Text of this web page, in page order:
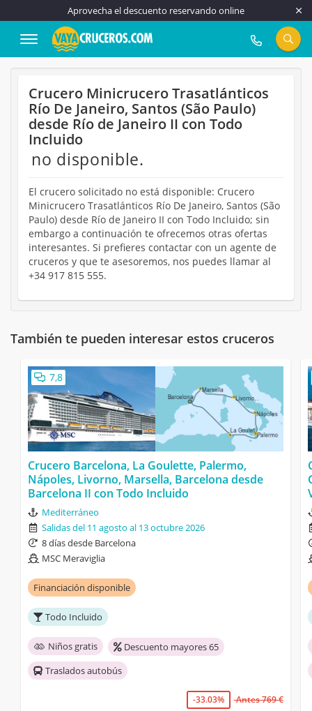
Aprovecha el descuento reservando online
917 815 555
Crucero Minicrucero Trasatlánticos
Río De Janeiro, Santos (São Paulo)
desde Río de Janeiro II con Todo
Incluido
no disponible.
El crucero solicitado no está disponible: Crucero
Minicrucero Trasatlánticos Río De Janeiro, Santos (São
Paulo) desde Río de Janeiro II con Todo Incluido; sin
embargo a continuación te ofrecemos otras ofertas
interesantes. Si prefieres contactar con un agente de
cruceros y que te asesoremos, nos puedes llamar al
+34 917 815 555.
También te pueden interesar estos cruceros
7,8
Crucero Barcelona, La Goulette, Palermo,
Nápoles, Livorno, Marsella, Barcelona desde
Barcelona II con Todo Incluido
Mediterráneo
Salidas del 11 agosto al 13 octubre 2026
8 días desde Barcelona
MSC Meraviglia
Financiación disponible
Todo Incluido
Niños gratis
Descuento mayores 65
Traslados autobús
-33.03%
Antes 769 €